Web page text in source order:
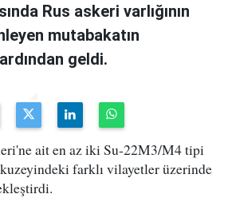
Rus askeri varlığının
mutabakatın
geldi.
ait en az iki Su-22M3/M4 tipi
farklı vilayetler üzerinde